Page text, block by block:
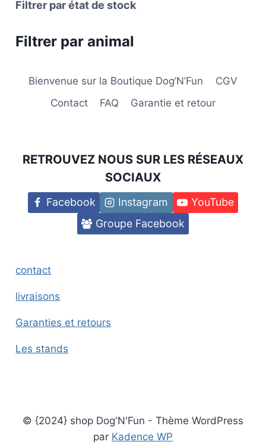
Filtrer par état de stock
Filtrer par animal
Bienvenue sur la Boutique Dog’N’Fun
CGV
Contact
FAQ Garantie et retour
RETROUVEZ NOUS SUR LES RÉSEAUX
SOCIAUX
Facebook Instagram
YouTube
Groupe Facebook
contact
livraisons
Garanties et retours
Les stands
© {2024} shop Dog'N'Fun - Thème WordPress
par Kadence WP